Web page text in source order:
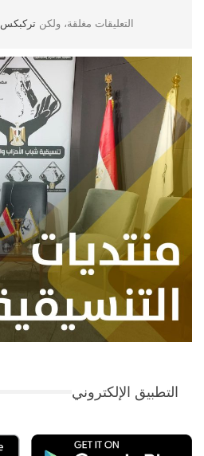
التعليقات مغلقة، ولكن تركبكس
التطبيق الإلكتروني